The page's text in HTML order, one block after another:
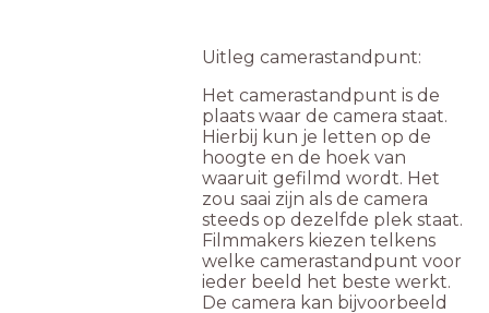
Uitleg camerastandpunt:
Het camerastandpunt is de
plaats waar de camera staat.
Hierbij kun je letten op de
hoogte en de hoek van
waaruit gefilmd wordt. Het
zou saai zijn als de camera
steeds op dezelfde plek staat.
Filmmakers kiezen telkens
welke camerastandpunt voor
ieder beeld het beste werkt.
De camera kan bijvoorbeeld